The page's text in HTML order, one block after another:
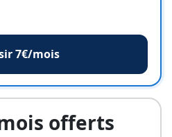
7€/mois
offerts